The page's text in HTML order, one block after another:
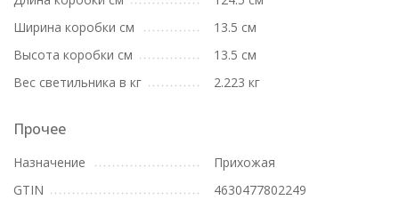
Ширина коробки см
13.5 см
Высота коробки см
13.5 см
Вес светильника в кг
2.223 кг
Прочее
Назначение
Прихожая
GTIN
4630477802249